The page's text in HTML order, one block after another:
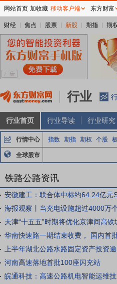
财经 焦点 股票 新股 期指 期
行业
行业首页 行业导读 行业研究
行情中心 指数 期指 期权 个股
全球股市
铁路公路资讯
天津“十五五”时期将优化京津间高铁
华南快速路一期结束收费， 国内首
上半年湖北公路水路固定资产投资
河南高速落地首批100座闪充站
皖通科技：高速公路机电智能运维
网站首页 加收藏 移动客户端 东方财富